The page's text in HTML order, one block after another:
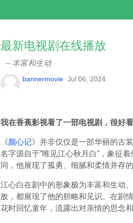
最新电视剧在线播放
-- 丰富和生动
bannermovie Jul 06, 2024
我在香蕉影视看了一部电视剧，很好
《颜心记》并非仅仅是一部华丽的古
名字源自于”唯见江心秋月白”，象征
同，他展现了孤勇、细腻和柔情并存的
江心白在剧中的形象极为丰富和生动
敌，都展现了他的胆略和见识。在剧
花时回忆童年，流露出对亲情的思念